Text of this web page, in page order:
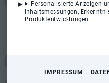
Personalisierte Anzeigen
Inhaltsmessungen,
Produktentwicklungen
IMPRESSUM